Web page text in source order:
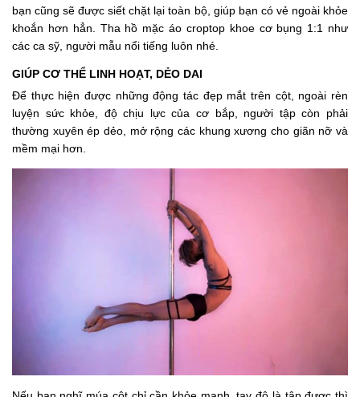
bạn cũng sẽ được siết chặt lại toàn bộ, giúp bạn có vẻ ngoài khỏe
khoắn hơn hẳn. Tha hồ mặc áo croptop khoe cơ bụng 1:1 như
các ca sỹ, người mẫu nổi tiếng luôn nhé.
GIÚP CƠ THỂ LINH HOẠT, DẺO DAI
Để thực hiện được những động tác đẹp mắt trên cột, ngoài rèn
luyện sức khỏe, độ chịu lực của cơ bắp, người tập còn phải
thường xuyên ép dẻo, mở rộng các khung xương cho giãn nỡ và
mềm mại hơn.